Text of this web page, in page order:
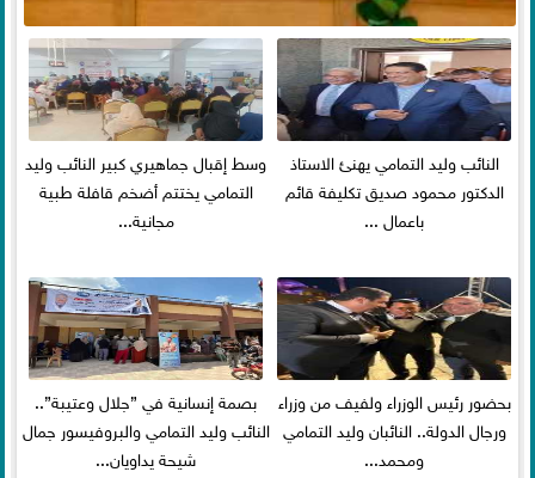
النائب وليد التمامي يهنئ الاستاذ
الدكتور محمود صديق تكليفة قائم
باعمال ...
وسط إقبال جماهيري كبير النائب وليد
التمامي يختتم أضخم قافلة طبية
مجانية...
بحضور رئيس الوزراء ولفيف من وزراء
ورجال الدولة.. النائبان وليد التمامي
ومحمد...
بصمة إنسانية في ”جلال وعتيبة”..
النائب وليد التمامي والبروفيسور جمال
شيحة يداويان...